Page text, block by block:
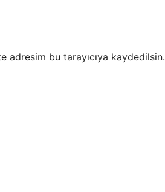
adresim bu tarayıcıya kaydedilsin.